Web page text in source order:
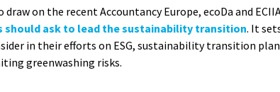
draw on the recent Accountancy Europe, ecoDa and
should ask to lead the sustainability transition. It
in their efforts on ESG, sustainability transition
greenwashing risks.